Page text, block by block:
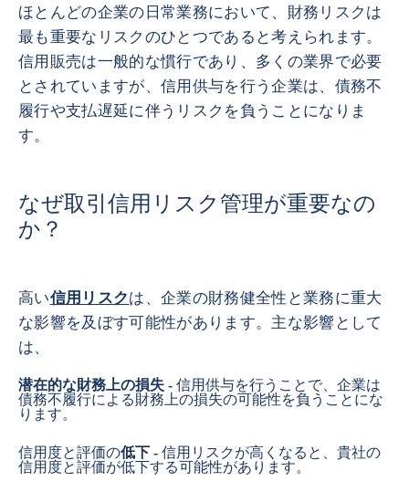
ほとんどの企業の日常業務において、財務リスクは
最も重要なリスクのひとつであると考えられます。
信用販売は一般的な慣行であり、多くの業界で必要
とされていますが、信用供与を行う企業は、債務不
履行や支払遅延に伴うリスクを負うことになりま
す。
なぜ取引信用リスク管理が重要なの
か？
高い信用リスクは、企業の財務健全性と業務に重大
な影響を及ぼす可能性があります。主な影響として
は、
潜在的な財務上の損失 - 信用供与を行うことで、企業は
債務不履行による財務上の損失の可能性を負うことにな
ります。
信用度と評価の低下 - 信用リスクが高くなると、貴社の
信用度と評価が低下する可能性があります。